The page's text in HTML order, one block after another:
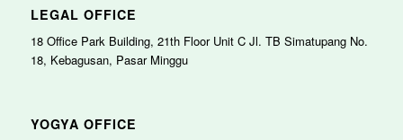
LEGAL OFFICE
18 Office Park Building, 21th Floor Unit C Jl. TB Simatupang No.
18, Kebagusan, Pasar Minggu
YOGYA OFFICE